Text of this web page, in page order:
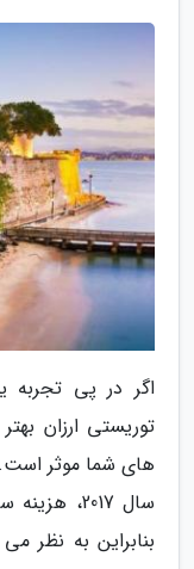
اگر در پی تجربه
توریستی ارزان
های شما موثر
سال 2017،
بنابراین به نظر